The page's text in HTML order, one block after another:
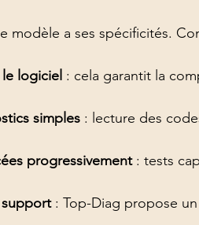
modèle a ses spécificités.
logiciel : cela garantit la
simples : lecture des
progressivement : tests
support : Top-Diag propose